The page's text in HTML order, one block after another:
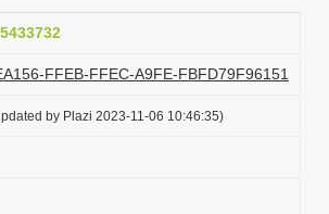
FFEB-FFEC-A9FE-FBFD79F96151
by Plazi 2023-11-06 10:46:35)